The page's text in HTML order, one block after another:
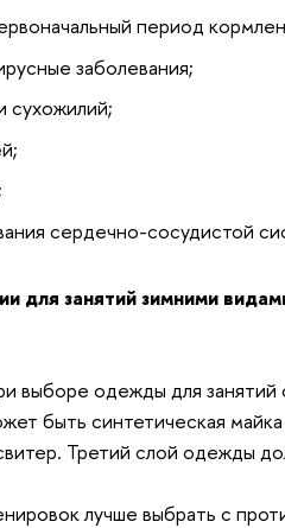
период
заболевания;
сухожилий;
сердечно-сосудистой
для занятий зимними
выборе одежды для
быть синтетическая
Третий слой одежды
лучше выбрать с